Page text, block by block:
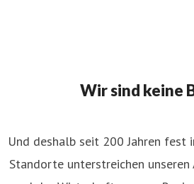
Wir sind keine
Und deshalb seit 200 Jahren fest
Standorte unterstreichen unseren